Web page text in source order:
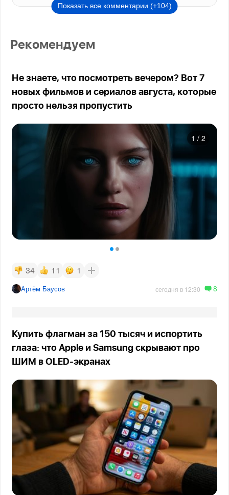
Показать все комментарии (+104)
Рекомендуем
Не знаете, что посмотреть вечером? Вот 7
новых фильмов и сериалов августа, которые
просто нельзя пропустить
1 / 2
34 11 1
Артём Баусов сегодня в 12:30 8
Купить флагман за 150 тысяч и испортить
глаза: что Apple и Samsung скрывают про
ШИМ в OLED-экранах